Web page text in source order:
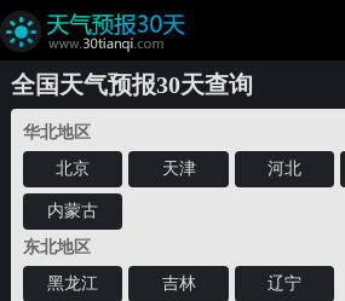
全国天气预报30天查询
华北地区
北京
天津 河北
内蒙古
东北地区
黑龙江
吉林
辽宁